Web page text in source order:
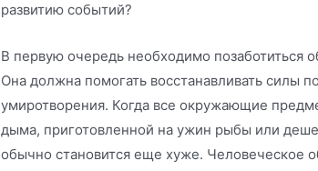
развитию событий?
В первую очередь необходимо позаботиться
Она должна помогать восстанавливать силы
умиротворения. Когда все окружающие
дыма, приготовленной на ужин рыбы или
обычно становится еще хуже. Человеческое